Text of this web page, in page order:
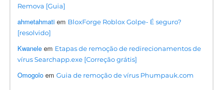
Remova [Guia]
ahmetahmati em BloxForge Roblox Golpe- É seguro?
[resolvido]
Kwanele em Etapas de remoção de redirecionamentos de
vírus Searchapp.exe [Correção grátis]
Omogolo emGuia de remoção de vírus Phumpauk.com